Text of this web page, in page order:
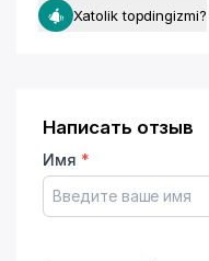
Xatolik topdingizmi?
Написать отзыв
Имя *